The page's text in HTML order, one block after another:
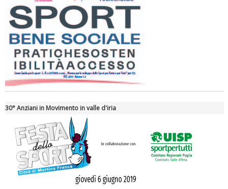
Tiziano Pesce a Radio InBlu2000 traccia il bilancio della stagione
30° Anziani in Movimento in valle d'iria